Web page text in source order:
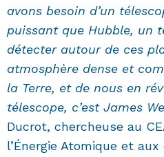
avons besoin d’un
puissant que Hubble, un
détecter autour de ces
atmosphère dense et
la Terre, et de nous en
télescope, c’est James
Ducrot, chercheuse au
l’Énergie Atomique et aux